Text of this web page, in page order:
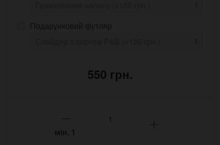
Подарунковий футляр
550 грн.
мін. 1